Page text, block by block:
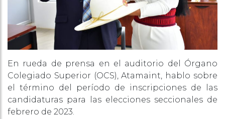
En rueda de prensa en el auditorio del Órgano
Colegiado Superior (OCS), Atamaint, hablo sobre
el término del período de inscripciones de las
candidaturas para las elecciones seccionales de
febrero de 2023.